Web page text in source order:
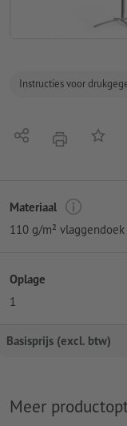
Instructies voor
Delen afdrukkenOp de
Materiaal
110 g/m² vlaggendoek
Oplage
1
Basisprijs (excl. btw)
Meer